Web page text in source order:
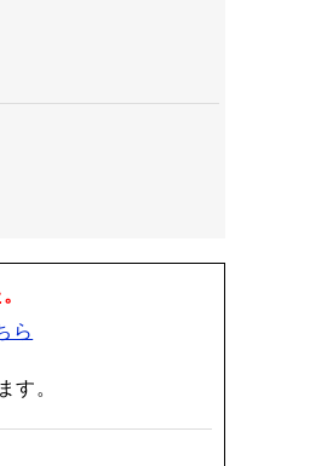
ら
す。